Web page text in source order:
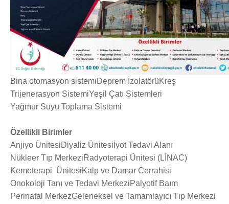
Bina otomasyon sistemiDeprem İzolatörüKreş
Trijenerasyon SistemiYeşil Çatı Sistemleri
Yağmur Suyu Toplama Sistemi
Özellikli Birimler
Anjiyo ÜnitesiDiyaliz Ünitesi İyot Tedavi Alanı
Nükleer Tıp MerkeziRadyoterapi Ünitesi (LİNAC)
Kemoterapi ÜnitesiKalp ve Damar Cerrahisi
Onokoloji Tanı ve Tedavi MerkeziPalyotif Baım
Perinatal MerkezGeleneksel ve Tamamlayıcı Tıp Merkezi